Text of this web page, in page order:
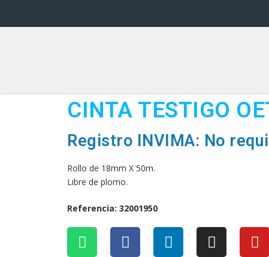
CINTA TESTIGO
Registro INVIMA: No
Rollo de 18mm X 50m.
Libre de plomo.
Referencia: 32001950